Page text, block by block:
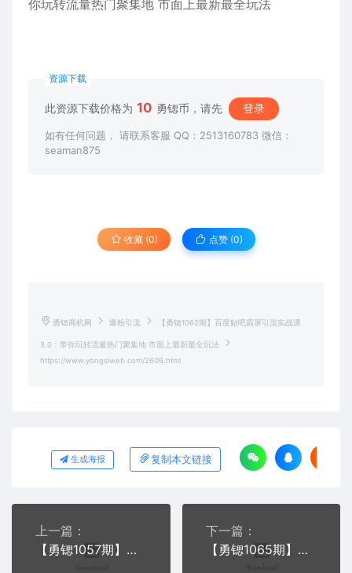
资源下载
此资源下载价格为 10 勇锶币，请先 登录
如有任何问题， 请联系客服 QQ：2513160783 微信：
seaman875
收藏 (0) 点赞 (0)
勇锶商机网 爆粉引流 【勇锶1062期】百度贴吧霸屏引流实战课
3.0：带你玩转流量热门聚集地 市面上最新最全玩法
https://www.yongsiweb.com/2606.html
生成海报 复制本文链接
上一篇：
【勇锶1057期】小红书爆款推广引流训练课7.0：一部手机即可操作玩转小红书引流赚钱
下一篇：
【勇锶1065期】百度贴吧最新顶帖技术：利用软件全自动回复获取排名和流量和赚钱